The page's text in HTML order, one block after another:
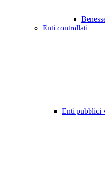
Enti controllati
Enti pubblici